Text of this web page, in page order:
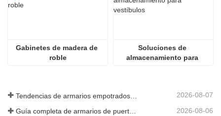
Gabinetes de madera de
roble
Soluciones de
almacenamiento para
2026-08-07
2026-08-06